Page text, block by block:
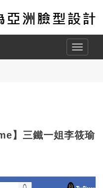
Toggle
】三鐵一姐李筱瑜